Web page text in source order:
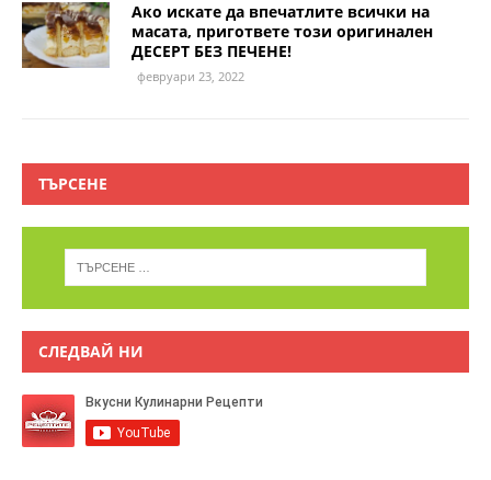
Ако искате да впечатлите всички на
масата, пригответе този оригинален
ДЕСЕРТ БЕЗ ПЕЧЕНЕ!
февруари 23, 2022
ТЪРСЕНЕ
СЛЕДВАЙ НИ